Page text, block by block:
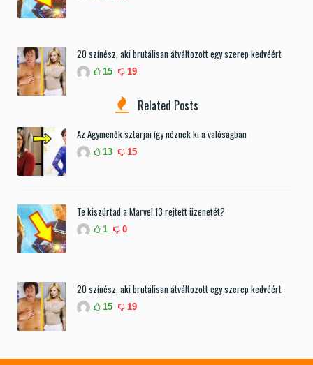
20 színész, aki brutálisan átváltozott egy szerep kedvéért
15 19
Related Posts
Az Agymenők sztárjai így néznek ki a valóságban
13 15
Te kiszúrtad a Marvel 13 rejtett üzenetét?
1 0
20 színész, aki brutálisan átváltozott egy szerep kedvéért
15 19